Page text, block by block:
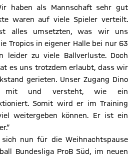
haben als Mannschaft sehr gut
waren auf viele Spieler verteilt.
alles umsetzten, was wir uns
Tropics in eigener Halle bei nur 63
leider zu viele Ballverluste. Doch
es uns trotzdem erlaubt, dass wir
gerieten. Unser Zugang Dino
mit und versteht, wie ein
Somit wird er im Training
weitergeben können. Er ist ein
sich nun für die Weihnachtspause
Bundesliga ProB Süd, im neuen